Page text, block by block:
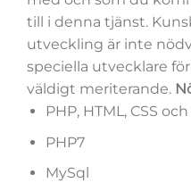
till i denna tjänst.
utveckling är inte
speciella utvecklare
väldigt meriterande.
PHP, HTML, CSS
PHP7
MySql